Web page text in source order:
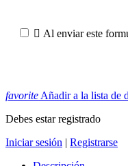
 Al enviar este
favorite Añadir a la lista de
Debes estar registrado
Iniciar sesión | Registrarse